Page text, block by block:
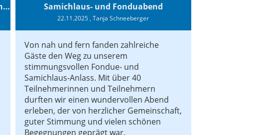
Inspiration, Begeisterung - Ein Vortrag von Vendée-Globe-Finisher Oliver Heer Samichlaus- und Fonduabend
22.11.2025, Tanja Schneeberger
Von nah und fern fanden zahlreiche
Gäste den Weg zu unserem
stimmungsvollen Fondue- und
Samichlaus-Anlass. Mit über 40
Teilnehmerinnen und Teilnehmern
durften wir einen wundervollen Abend
erleben, der von herzlicher Gemeinschaft,
guter Stimmung und vielen schönen
Begegnungen geprägt war.